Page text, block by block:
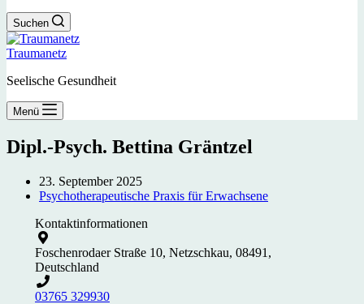
Suchen
Traumanetz
Seelische Gesundheit
Menü
Dipl.-Psych. Bettina Gräntzel
23. September 2025
Psychotherapeutische Praxis für Erwachsene
Kontaktinformationen
Foschenrodaer Straße 10, Netzschkau, 08491,
Deutschland
03765 329930